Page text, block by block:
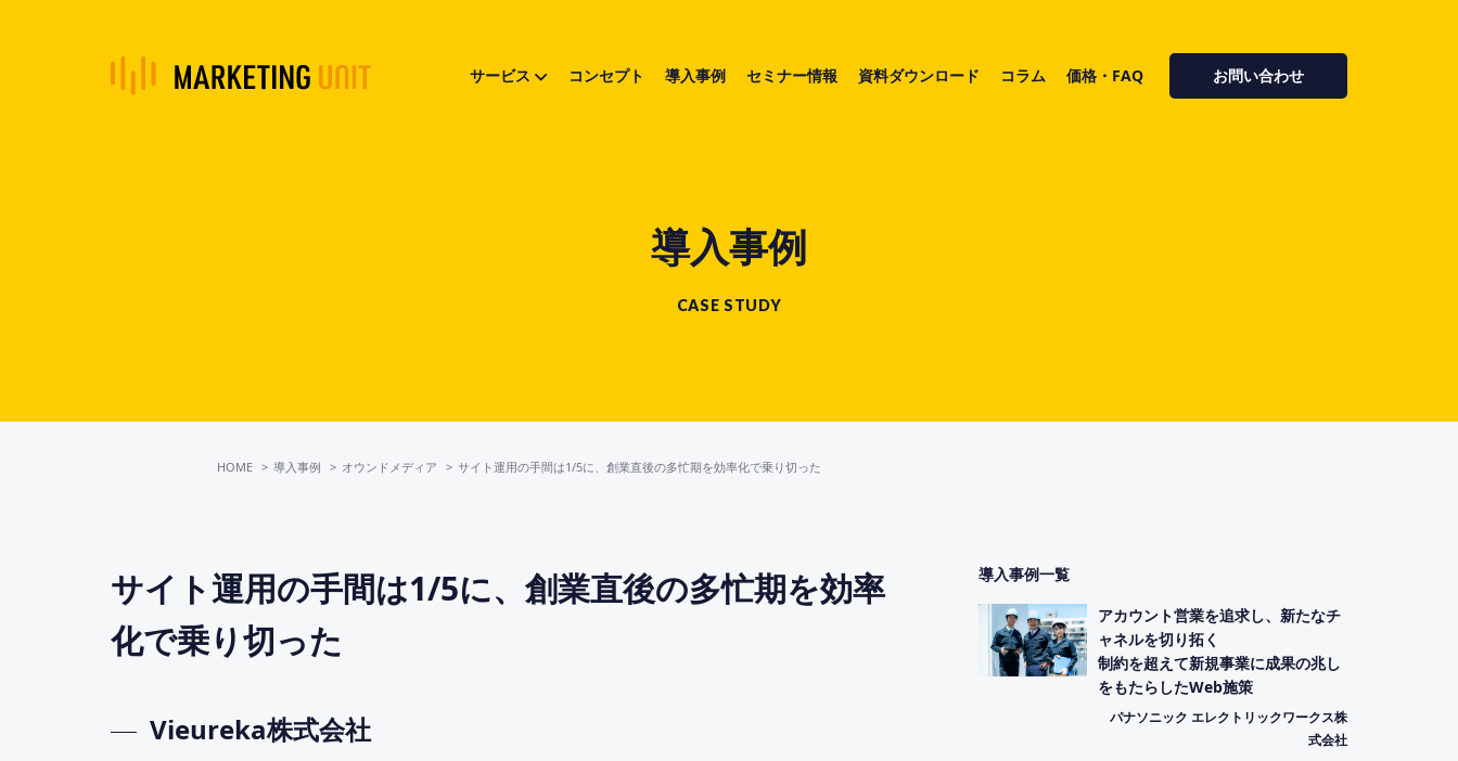
サービス コンセプト 導入事例 セミナー情報 資料ダウンロード コラム 価格・FAQ お問い合わせ
導入事例
CASE STUDY
HOME 導入事例 オウンドメディア サイト運用の手間は1/5に、創業直後の多忙期を効率化で乗り切った
サイト運用の手間は1/5に、創業直後の多忙期を効率
化で乗り切った
Vieureka株式会社
導入事例一覧
アカウント営業を追求し、新たなチ
ャネルを切り拓く
制約を超えて新規事業に成果の兆し
をもたらしたWeb施策
パナソニック エレクトリックワークス株
式会社